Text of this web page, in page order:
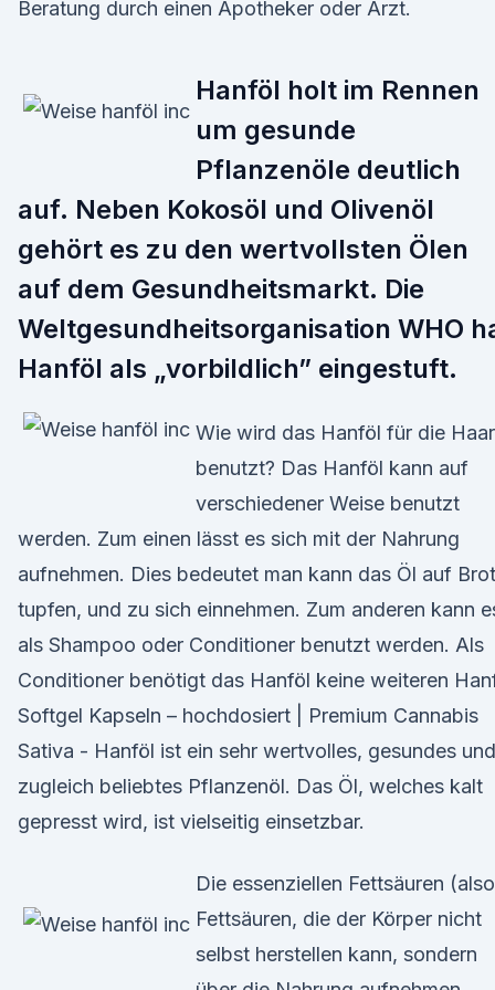
Beratung durch einen Apotheker oder Arzt.
Hanföl holt im Rennen
um gesunde
Pflanzenöle deutlich
auf. Neben Kokosöl und Olivenöl
gehört es zu den wertvollsten Ölen
auf dem Gesundheitsmarkt. Die
Weltgesundheitsorganisation WHO
Hanföl als „vorbildlich” eingestuft.
Wie wird das Hanföl für die
benutzt? Das Hanföl kann auf
verschiedener Weise benutzt
werden. Zum einen lässt es sich mit der Nahrung
aufnehmen. Dies bedeutet man kann das Öl auf Brot
tupfen, und zu sich einnehmen. Zum anderen kann
als Shampoo oder Conditioner benutzt werden. Als
Conditioner benötigt das Hanföl keine weiteren
Softgel Kapseln – hochdosiert | Premium Cannabis
Sativa - Hanföl ist ein sehr wertvolles, gesundes und
zugleich beliebtes Pflanzenöl. Das Öl, welches kalt
gepresst wird, ist vielseitig einsetzbar.
Die essenziellen Fettsäuren (also
Fettsäuren, die der Körper nicht
selbst herstellen kann, sondern